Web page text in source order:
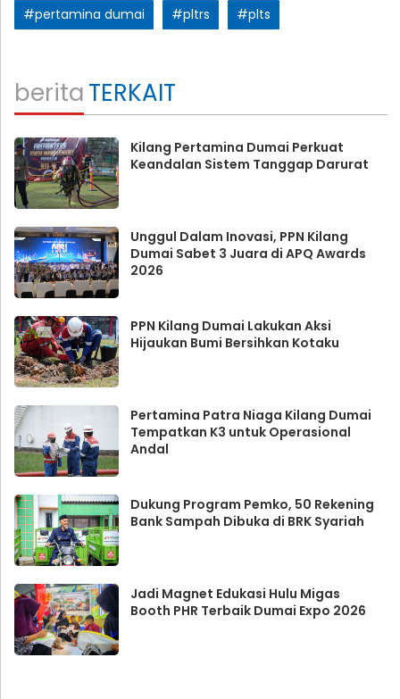
#pertamina dumai #pltrs #plts
beritaTERKAIT
Kilang Pertamina Dumai Perkuat
Keandalan Sistem Tanggap Darurat
Unggul Dalam Inovasi, PPN Kilang
Dumai Sabet 3 Juara di APQ Awards
2026
PPN Kilang Dumai Lakukan Aksi
Hijaukan Bumi Bersihkan Kotaku
Pertamina Patra Niaga Kilang Dumai
Tempatkan K3 untuk Operasional
Andal
Dukung Program Pemko, 50 Rekening
Bank Sampah Dibuka di BRK Syariah
Jadi Magnet Edukasi Hulu Migas
Booth PHR Terbaik Dumai Expo 2026